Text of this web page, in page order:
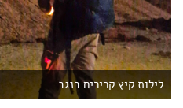
לילות קיץ קרירים בנגב